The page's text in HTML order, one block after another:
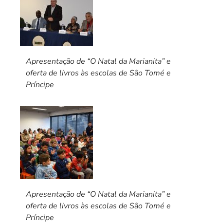
Apresentação de “O Natal da Marianita” e
oferta de livros às escolas de São Tomé e
Príncipe
Apresentação de “O Natal da Marianita” e
oferta de livros às escolas de São Tomé e
Príncipe